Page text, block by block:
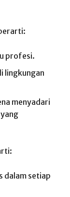
profesi.
lingkungan
menyadari
dalam setiap